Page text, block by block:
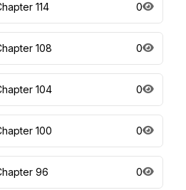
114 0
108 0
104 0
100 0
96 0